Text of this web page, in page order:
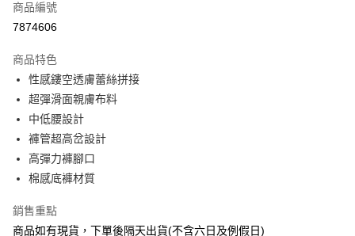
信用卡分期付款
合作金庫商業銀行
華南商業銀行
上海商業儲蓄銀行
國泰世華商業銀行
臺灣中小企業銀行
匯豐（台灣）商業銀行
聯邦商業銀行
元大商業銀行
台新國際商業銀行
台灣樂天信用卡公司
6 期 0 利率 每期
華南商業銀行
上海商業儲蓄銀行
國泰世華商業銀行
臺灣中小企業銀行
匯豐（台灣）商業銀行
元大商業銀行
玉山商業銀行
星展（台灣）商業銀行
超商取貨付款
LINE Pay
Apple Pay
街口支付
悠遊付
商品編號
7874606
商品特色
性感鏤空透膚蕾絲拼接
超彈滑面親膚布料
中低腰設計
褲管超高岔設計
高彈力褲腳口
棉感底褲材質
銷售重點
商品如有現貨，下單後隔天出貨(不含六日及例假日)